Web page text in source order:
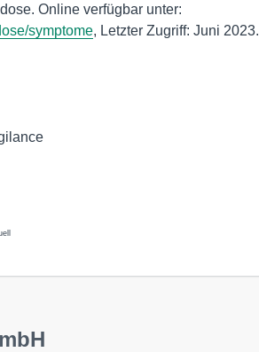
Online verfügbar unter:
symptome, Letzter Zugriff: Juni 2023.